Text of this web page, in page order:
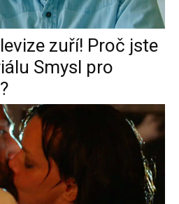
zuří! Proč jste
Smysl pro